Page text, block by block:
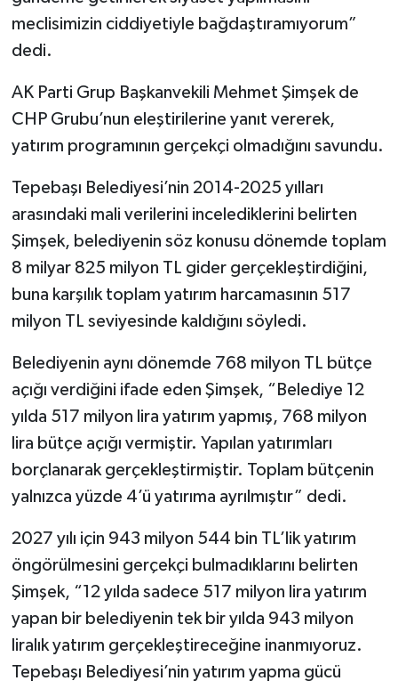
meclisimizin ciddiyetiyle bağdaştıramıyorum”
dedi.
AK Parti Grup Başkanvekili Mehmet Şimşek de
CHP Grubu’nun eleştirilerine yanıt vererek,
yatırım programının gerçekçi olmadığını savundu.
Tepebaşı Belediyesi’nin 2014-2025 yılları
arasındaki mali verilerini incelediklerini belirten
Şimşek, belediyenin söz konusu dönemde toplam
8 milyar 825 milyon TL gider gerçekleştirdiğini,
buna karşılık toplam yatırım harcamasının 517
milyon TL seviyesinde kaldığını söyledi.
Belediyenin aynı dönemde 768 milyon TL bütçe
açığı verdiğini ifade eden Şimşek, “Belediye 12
yılda 517 milyon lira yatırım yapmış, 768 milyon
lira bütçe açığı vermiştir. Yapılan yatırımları
borçlanarak gerçekleştirmiştir. Toplam bütçenin
yalnızca yüzde 4’ü yatırıma ayrılmıştır” dedi.
2027 yılı için 943 milyon 544 bin TL’lik yatırım
öngörülmesini gerçekçi bulmadıklarını belirten
Şimşek, “12 yılda sadece 517 milyon lira yatırım
yapan bir belediyenin tek bir yılda 943 milyon
liralık yatırım gerçekleştireceğine inanmıyoruz.
Tepebaşı Belediyesi’nin yatırım yapma gücü